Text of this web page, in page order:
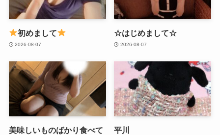
初めまして
2026-08-07
☆はじめまして☆
2026-08-07
美味しいものばかり食べて
平川